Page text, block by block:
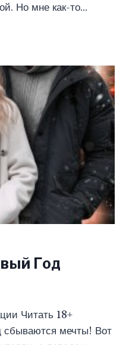
Но мне как-то…
Год
Читать 18+
мечты! Вот